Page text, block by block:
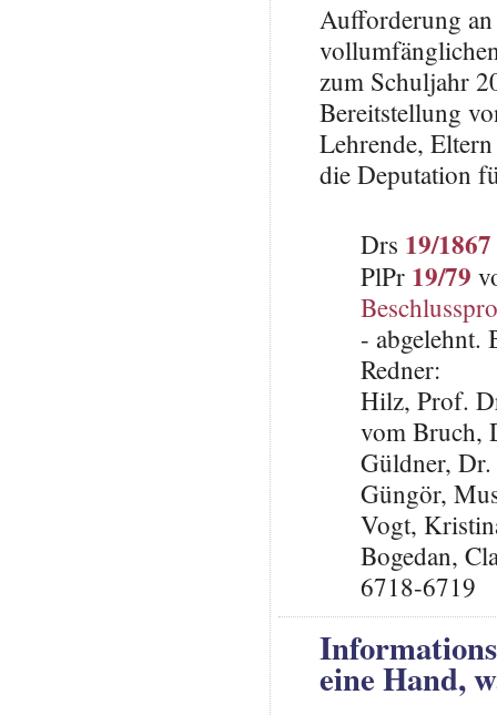
Aufforderung an
zum Schuljahr
Bereitstellung
Lehrende,
die Deputation
Drs 19/1867
PlPr 19/79
- abgelehnt.
Redner:
Hilz, Prof.
vom Bruch,
Güldner,
Güngör,
Vogt,
Bogedan,
6718-6719
eine Hand,